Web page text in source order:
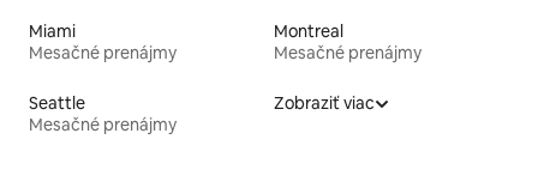
Miami
Mesačné prenájmy
Montreal
Mesačné prenájmy
Seattle
Mesačné prenájmy
Zobraziť viac